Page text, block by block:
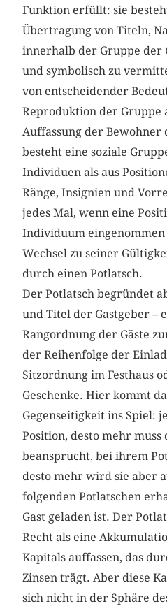
Funktion erfüllt: sie
Übertragung von Titeln,
innerhalb der Gruppe der
und symbolisch zu
von entscheidender
Reproduktion der Gruppe
Auffassung der Bewohner
besteht eine soziale
Individuen als aus
Ränge, Insignien und
jedes Mal, wenn eine
Individuum
Wechsel zu seiner
durch einen Potlatsch.
Der Potlatsch begründet
und Titel der Gastgeber –
Rangordnung der Gäste
der Reihenfolge der
Sitzordnung im Festhaus
Geschenke. Hier kommt
Gegenseitigkeit ins Spiel:
Position, desto mehr muss
beansprucht, bei ihrem
desto mehr wird sie aber
folgenden Potlatschen
Gast geladen ist. Der
Recht als eine
Kapitals auffassen, das
Zinsen trägt. Aber diese
sich nicht in der Sphäre